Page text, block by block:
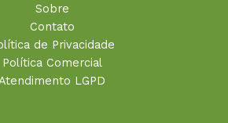
Sobre
Contato
de Privacidade
Política Comercial
LGPD